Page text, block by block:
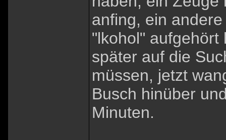
anfing, ein
"lkohol" aufgehört
später auf die
müssen, jetzt
Busch hinüber
Minuten.